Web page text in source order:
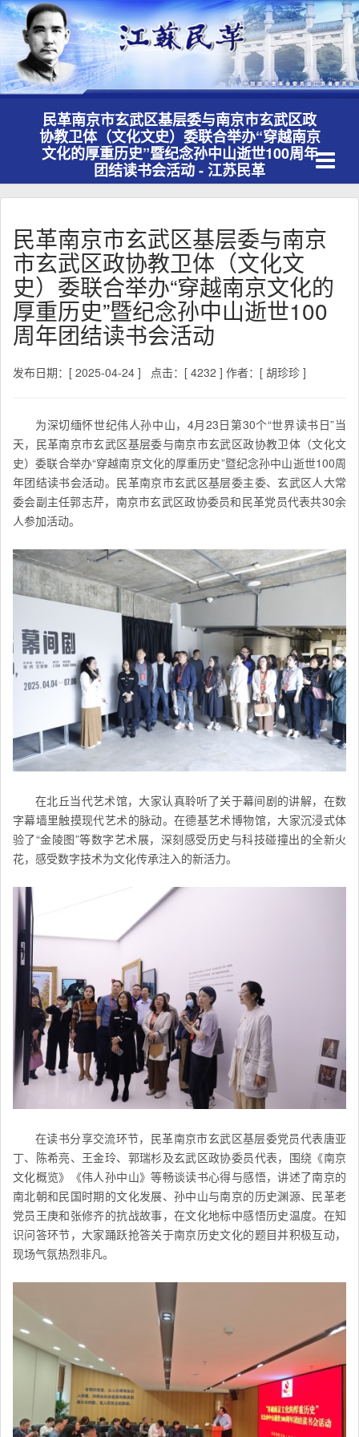
民革南京市玄武区基层委与南京市玄武区政
协教卫体（文化文史）委联合举办“穿越南京
文化的厚重历史”暨纪念孙中山逝世100周年
团结读书会活动 - 江苏民革
Toggle
民革南京市玄武区基层委与南京
市玄武区政协教卫体（文化文
史）委联合举办“穿越南京文化的
厚重历史”暨纪念孙中山逝世100
周年团结读书会活动
发布日期：[ 2025-04-24 ] 点击：[ 4232 ] 作者：[ 胡珍珍 ]
为深切缅怀世纪伟人孙中山，4月23日第30个“世界读书日”当
天，民革南京市玄武区基层委与南京市玄武区政协教卫体（文化文
史）委联合举办“穿越南京文化的厚重历史”暨纪念孙中山逝世100周
年团结读书会活动。 民革南京市玄武区基层委主委、玄武区人大常
委会副主任郭志芹， 南京市玄武区政协委员和民革党员代表共30余
人参加活动。
在北丘当代艺术馆，大家认真聆听了关于幕间剧的讲解，在数
字幕墙里触摸现代艺术的脉动。在德基艺术博物馆，大家沉浸式体
验了“金陵图”等数字艺术展，深刻感受历史与科技碰撞出的全新火
花，感受数字技术为文化传承注入的新活力。
在读书分享交流环节， 民革南京市玄武区基层委党员代表唐亚
丁、陈希亮、王金玲、郭瑞杉及玄武区政协委员代表，围绕《南京
文化概览》《伟人孙中山》等畅谈读书心得与感悟，讲述了南京的
南北朝和民国时期的文化发展、孙中山与南京的历史渊源、民革老
党员王庚和张修齐的抗战故事，在文化地标中感悟历史温度。在知
识问答环节，大家踊跃抢答关于南京历史文化的题目并积极互动，
现场气氛热烈非凡。